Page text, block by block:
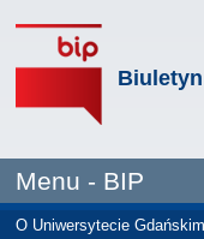
Menu - BIP
O Uniwersytecie Gdańskim